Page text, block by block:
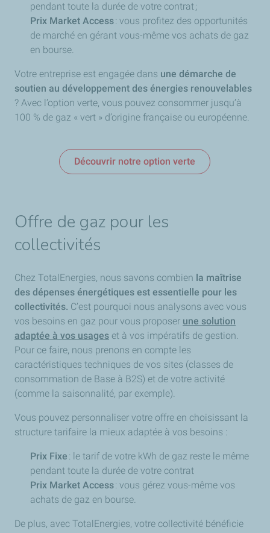
pendant toute la durée de votre contrat ;
Prix Market Access: vous profitez des opportunités
de marché en gérant vous-même vos achats de gaz
en bourse.
Votre entreprise est engagée dans une démarche de
soutien au développement des énergies renouvelables
? Avec l’option verte, vous pouvez consommer jusqu’à
100 % de gaz « vert » d’origine française ou européenne.
Découvrir notre option verte
Offre de gaz pour les
collectivités
Chez TotalEnergies, nous savons combien la maîtrise
des dépenses énergétiques est essentielle pour les
collectivités. C’est pourquoi nous analysons avec vous
vos besoins en gaz pour vous proposer une solution
adaptée à vos usages et à vos impératifs de gestion.
Pour ce faire, nous prenons en compte les
caractéristiques techniques de vos sites (classes de
consommation de Base à B2S) et de votre activité
(comme la saisonnalité, par exemple).
Vous pouvez personnaliser votre offre en choisissant la
structure tarifaire la mieux adaptée à vos besoins :
Prix Fixe : le tarif de votre kWh de gaz reste le même
pendant toute la durée de votre contrat
Prix Market Access: vous gérez vous-même vos
achats de gaz en bourse.
De plus, avec TotalEnergies, votre collectivité bénéficie